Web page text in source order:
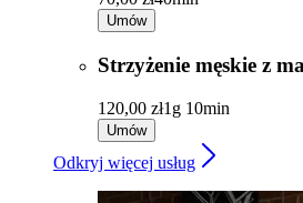
Umów
Strzyżenie męskie z
120,00 zł1g 10min
Umów
Odkryj więcej usług